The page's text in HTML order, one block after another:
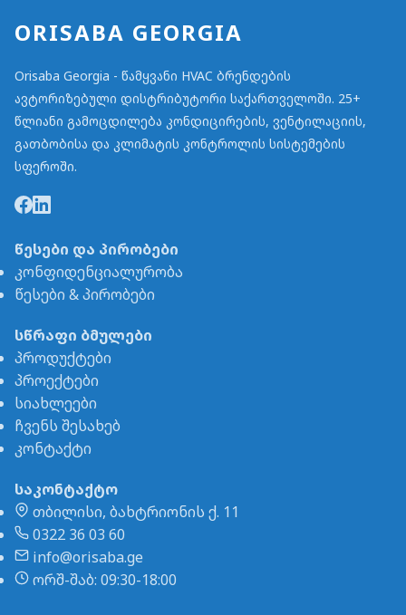
ORISABA GEORGIA
Orisaba Georgia - წამყვანი HVAC ბრენდების
ავტორიზებული დისტრიბუტორი საქართველოში. 25+
წლიანი გამოცდილება კონდიცირების, ვენტილაციის,
გათბობისა და კლიმატის კონტროლის სისტემების
სფეროში.
წესები და პირობები
კონფიდენციალურობა
წესები & პირობები
სწრაფი ბმულები
პროდუქტები
პროექტები
სიახლეები
ჩვენს შესახებ
კონტაქტი
საკონტაქტო
თბილისი, ბახტრიონის ქ. 11
0322 36 03 60
info@orisaba.ge
ორშ-შაბ: 09:30-18:00